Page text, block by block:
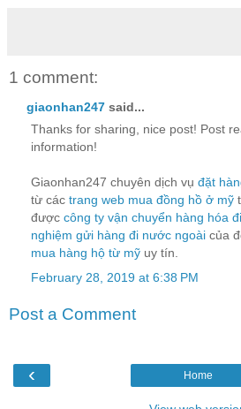
1 comment:
giaonhan247 said...
Thanks for sharing, nice post! Post
information!
Giaonhan247 chuyên dịch vụ đặt
từ các trang web mua đồng hồ ở mỹ
được công ty vận chuyển hàng hóa
nghiệm gửi hàng đi nước ngoài của
mua hàng hộ từ mỹ uy tín.
February 28, 2019 at 6:38 PM
Post a Comment
‹ Home